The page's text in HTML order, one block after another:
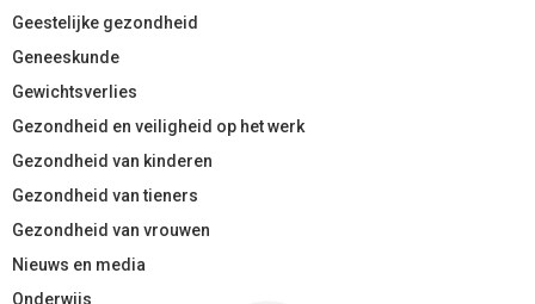
Geestelijke gezondheid
Geneeskunde
Gewichtsverlies
Gezondheid en veiligheid op het werk
Gezondheid van kinderen
Gezondheid van tieners
Gezondheid van vrouwen
Nieuws en media
Onderwijs